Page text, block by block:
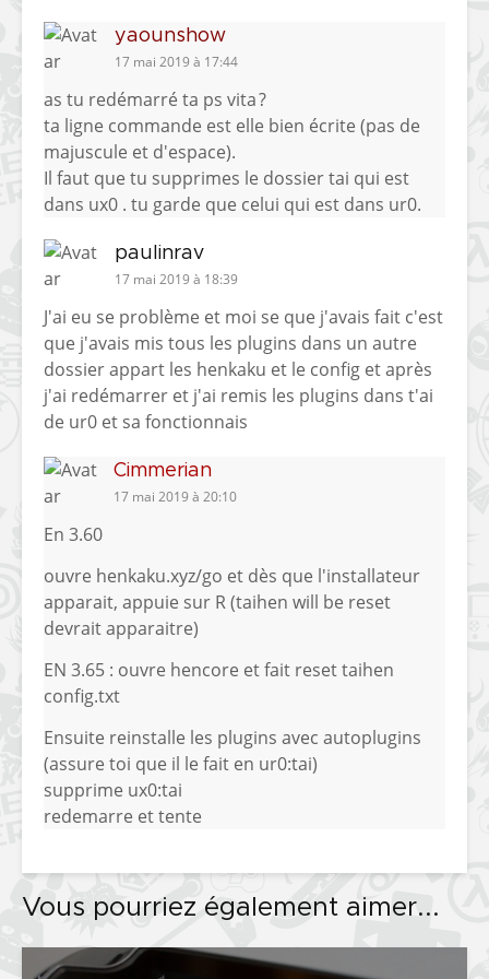
yaounshow
17 mai 2019 à 17:44
as tu redémarré ta ps vita ?
ta ligne commande est elle bien écrite (pas de
majuscule et d'espace).
Il faut que tu supprimes le dossier tai qui est
dans ux0 . tu garde que celui qui est dans ur0.
paulinrav
17 mai 2019 à 18:39
J'ai eu se problème et moi se que j'avais fait c'est
que j'avais mis tous les plugins dans un autre
dossier appart les henkaku et le config et après
j'ai redémarrer et j'ai remis les plugins dans t'ai
de ur0 et sa fonctionnais
Cimmerian
17 mai 2019 à 20:10
En 3.60
ouvre henkaku.xyz/go et dès que l'installateur
apparait, appuie sur R (taihen will be reset
devrait apparaitre)
EN 3.65 : ouvre hencore et fait reset taihen
config.txt
Ensuite reinstalle les plugins avec autoplugins
(assure toi que il le fait en ur0:tai)
supprime ux0:tai
redemarre et tente
Vous pourriez également aimer...